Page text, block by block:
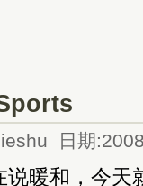
日期
说暖和，今天